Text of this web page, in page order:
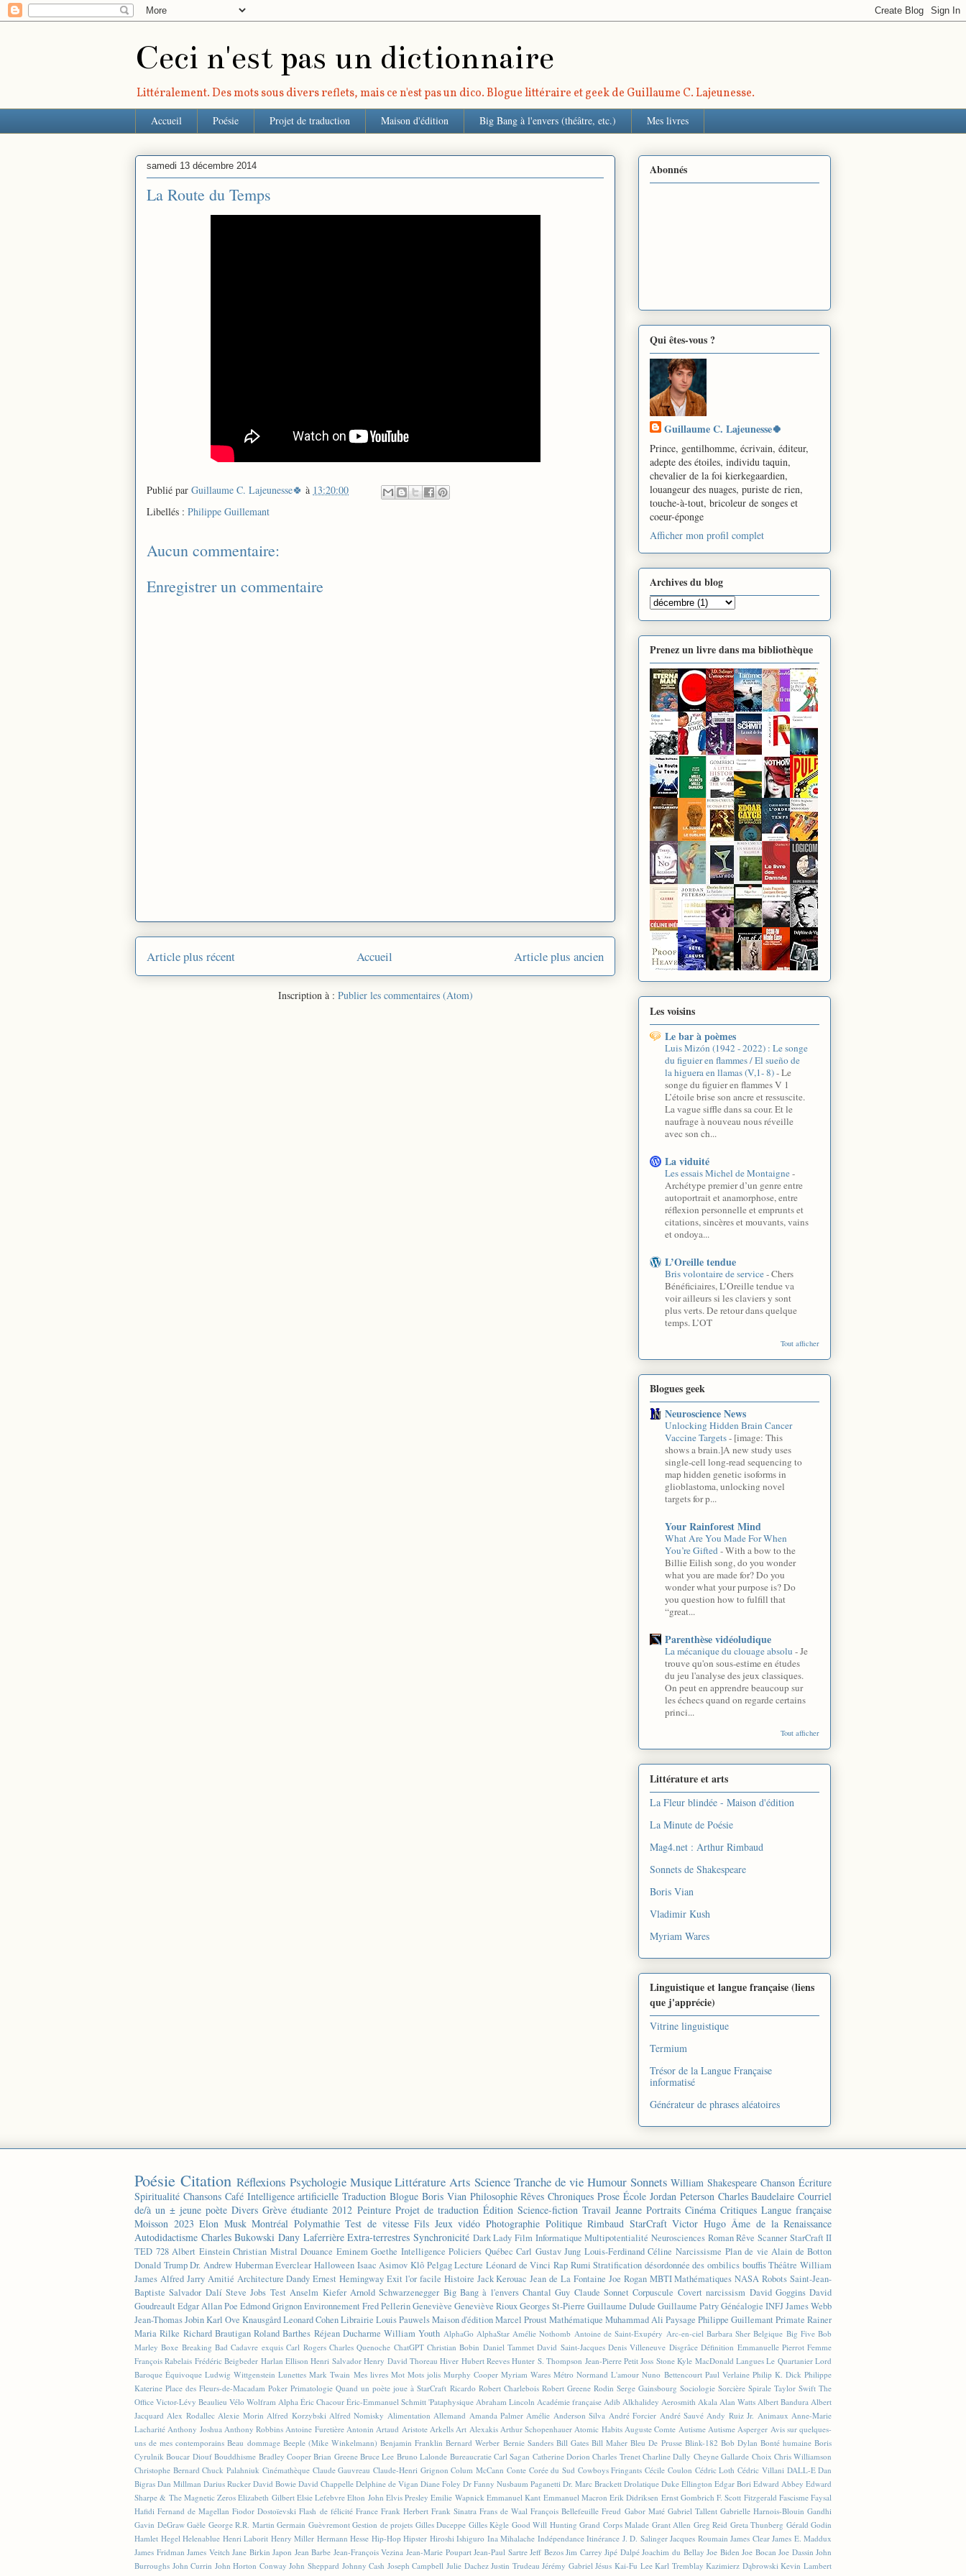
Ceci n'est pas un dictionnaire
Littéralement. Des mots sous divers reflets, mais ce n'est pas un dico. Blogue littéraire et geek de Guillaume C. Lajeunesse.
Accueil Poésie Projet de traduction Maison d'édition Big Bang à l'envers (théâtre, etc.) Mes livres
samedi 13 décembre 2014
La Route du Temps
Publié par Guillaume C. Lajeunesse🍀 à 13:20:00
Libellés : Philippe Guillemant
Aucun commentaire:
Enregistrer un commentaire
Article plus récent Article plus ancien
Accueil
Inscription à : Publier les commentaires (Atom)
Abonnés
Qui êtes-vous ?
Guillaume C. Lajeunesse🍀
Prince, gentilhomme, écrivain, éditeur,
adepte des étoiles, individu taquin,
chevalier de la foi kierkegaardien,
louangeur des nuages, puriste de rien,
touche-à-tout, bricoleur de songes et
coeur-éponge
Afficher mon profil complet
Archives du blog
Prenez un livre dans ma bibliothèque
Les voisins
Le bar à poèmes
Luis Mizón (1942 - 2022) : Le songe
du figuier en flammes / El sueño de
la higuera en llamas (V,1- 8)-Le
songe du figuier en flammes V 1
L’étoile brise son ancre et ressuscite.
La vague siffle dans sa cour. Et le
naufrage à nouveau nous réveille
avec son ch...
La viduité
Les essais Michel de Montaigne-
Archétype premier d’un genre entre
autoportrait et anamorphose, entre
réflexion personnelle et emprunts et
citations, sincères et mouvants, vains
et ondoya...
L’Oreille tendue
Bris volontaire de service-Chers
Bénéficiaires, L’Oreille tendue va
voir ailleurs si les claviers y sont
plus verts. De retour dans quelque
temps. L’OT
Tout afficher
Blogues geek
Neuroscience News
Unlocking Hidden Brain Cancer
Vaccine Targets- [image: This
shows a brain.]A new study uses
single-cell long-read sequencing to
map hidden genetic isoforms in
glioblastoma, unlocking novel
targets for p...
Your Rainforest Mind
What Are You Made For When
You’re Gifted-With a bow to the
Billie Eilish song, do you wonder
what you are made for? Do you
wonder what your purpose is? Do
you question how to fulfill that
“great...
Parenthèse vidéoludique
La mécanique du clouage absolu -Je
trouve qu'on sous-estime en études
du jeu l'analyse des jeux classiques.
On peut en apprendre beaucoup sur
les échecs quand on regarde certains
princi...
Tout afficher
Littérature et arts
La Fleur blindée - Maison d'édition
La Minute de Poésie
Mag4.net : Arthur Rimbaud
Sonnets de Shakespeare
Boris Vian
Vladimir Kush
Myriam Wares
Linguistique et langue française (liens
que j'apprécie)
Vitrine linguistique
Termium
Trésor de la Langue Française
informatisé
Générateur de phrases aléatoires
Poésie Citation Réflexions Psychologie Musique Littérature Arts Science Tranche de vie Humour Sonnets William Shakespeare Chanson Écriture
Spiritualité Chansons Café Intelligence artificielle Traduction Blogue Boris Vian Philosophie Rêves Chroniques Prose École Jordan Peterson Charles Baudelaire Courriel
de/à un ± jeune poète Divers Grève étudiante 2012 Peinture Projet de traduction Édition Science-fiction Travail Jeanne Portraits Cinéma Critiques Langue française
Moisson 2023 Elon Musk Montréal Polymathie Test de vitesse Fils Jeux vidéo Photographie Politique Rimbaud StarCraft Victor Hugo Âme de la Renaissance
Autodidactisme Charles Bukowski Dany Laferrière Extra-terrestres Synchronicité Dark Lady Film Informatique Multipotentialité Neurosciences Roman Rêve Scanner StarCraft II
TED 728 Albert Einstein Christian Mistral Douance Eminem Goethe Intelligence Policiers Québec Carl Gustav Jung Louis-Ferdinand Céline Narcissisme Plan de vie Alain de Botton
Donald Trump Dr. Andrew Huberman Everclear Halloween Isaac Asimov Klô Pelgag Lecture Léonard de Vinci Rap Rumi Stratification désordonnée des ombilics bouffis Théâtre William
James Alfred Jarry Amitié Architecture Dandy Ernest Hemingway Exit l'or facile Histoire Jack Kerouac Jean de La Fontaine Joe Rogan MBTI Mathématiques NASA Robots Saint-Jean-
Baptiste Salvador Dalí Steve Jobs Test Anselm Kiefer Arnold Schwarzenegger Big Bang à l'envers Chantal Guy Claude Sonnet Corpuscule Covert narcissism David Goggins David
Goudreault Edgar Allan Poe Edmond GrignonEnvironnement Fred PellerinGeneviève Geneviève RiouxGeorges St-Pierre Guillaume Dulude Guillaume PatryGénéalogie INFJJames Webb
Jean-Thomas JobinKarl Ove KnausgårdLeonard CohenLibrairie Louis PauwelsMaison d'éditionMarcel Proust Mathématique Muhammad Ali Paysage Philippe Guillemant Primate Rainer
Maria Rilke Richard Brautigan Roland Barthes Réjean Ducharme William Youth AlphaGo AlphaStar Amélie Nothomb Antoine de Saint-Exupéry Arc-en-ciel Barbara Sher Belgique Big Five Bob
Marley Boxe Breaking Bad Cadavre exquis Carl Rogers Charles Quenoche ChatGPT Christian Bobin Daniel Tammet David Saint-Jacques Denis Villeneuve Disgrâce Définition Emmanuelle Pierrot Femme
François Rabelais Frédéric Beigbeder Harlan Ellison Henri Salvador Henry David Thoreau Hiver Hubert Reeves Hunter S. Thompson Jean-Pierre Petit Joss Stone Kyle MacDonald Langues Le Quartanier Lord
Baroque Équivoque Ludwig Wittgenstein Lunettes Mark Twain Mes livres Mot Mots jolis Murphy Cooper Myriam Wares Métro Normand L'amour Nuno Bettencourt Paul Verlaine Philip K. Dick Philippe
Katerine Place des Fleurs-de-Macadam Poker Primatologie Quand un poète joue à StarCraft Ricardo Robert Charlebois Robert Greene Rodin Serge Gainsbourg Sociologie Sorcière Spirale Taylor Swift The
Office Victor-Lévy Beaulieu Vélo Wolfram Alpha Éric Chacour Éric-Emmanuel Schmitt 'Pataphysique Abraham Lincoln Académie française Adib Alkhalidey Aerosmith Akala Alan Watts Albert Bandura Albert
Jacquard Alex Rodallec Alexie Morin Alfred Korzybski Alfred Nomisky Alimentation Allemand Amanda Palmer Amélie Anderson Silva André Forcier André Sauvé Andy Ruiz Jr. Animaux Anne-Marie
Lacharité Anthony Joshua Anthony Robbins Antoine Furetière Antonin Artaud Aristote Arkells Art Alexakis Arthur Schopenhauer Atomic Habits Auguste Comte Autisme Autisme Asperger Avis sur quelques-
uns de mes contemporains Beau dommage Beeple (Mike Winkelmann) Benjamin Franklin Bernard Werber Bernie Sanders Bill Gates Bill Maher Bleu De Prusse Blink-182 Bob Dylan Bonté humaine Boris
Cyrulnik Boucar Diouf Bouddhisme Bradley Cooper Brian Greene Bruce Lee Bruno Lalonde Bureaucratie Carl Sagan Catherine Dorion Charles Trenet Charline Dally Cheyne Gallarde Choix Chris Williamson
Christophe Bernard Chuck Palahniuk Cinémathèque Claude Gauvreau Claude-Henri Grignon Colum McCann Conte Corée du Sud Cowboys Fringants Cécile Coulon Cédric Loth Cédric Villani DALL-E Dan
Bigras Dan Millman Darius Rucker David Bowie David Chappelle Delphine de Vigan Diane Foley Dr Fanny Nusbaum Paganetti Dr. Marc Brackett Drolatique Duke Ellington Edgar Bori Edward Abbey Edward
Sharpe & The Magnetic Zeros Elizabeth Gilbert Elsie Lefebvre Elton John Elvis Presley Emilie Wapnick Emmanuel Kant Emmanuel Macron Erik Didriksen Ernst Gombrich F. Scott Fitzgerald Fascisme Faysal
Hafidi Fernand de Magellan Fiodor Dostoïevski Flash de félicité France Frank Herbert Frank Sinatra Frans de Waal François Bellefeuille Freud Gabor Maté Gabriel Tallent Gabrielle Harnois-Blouin Gandhi
Gavin DeGraw Gaële George R.R. Martin Germain Guèvremont Gestion de projets Gilles Duceppe Gilles Kègle Good Will Hunting Grand Corps Malade Grant Allen Greg Reid Greta Thunberg Gérald Godin
Hamlet Hegel Helenablue Henri Laborit Henry Miller Hermann Hesse Hip-Hop Hipster Hiroshi Ishiguro Ina Mihalache Indépendance Itinérance J. D. Salinger Jacques Roumain James Clear James E. Maddux
James Fridman James Veitch Jane Birkin Japon Jean Barbe Jean-François Vezina Jean-Marie Poupart Jean-Paul Sartre Jeff Bezos Jim Carrey Jipé Dalpé Joachim du Bellay Joe Biden Joe Bocan Joe Dassin John
Burroughs John Currin John Horton Conway John Sheppard Johnny Cash Joseph Campbell Julie Dachez Justin Trudeau Jérémy Gabriel Jésus Kai-Fu Lee Karl Tremblay Kazimierz Dąbrowski Kevin Lambert